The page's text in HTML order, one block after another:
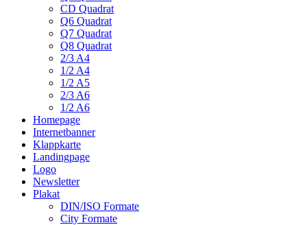
CD Quadrat
Q6 Quadrat
Q7 Quadrat
Q8 Quadrat
2/3 A4
1/2 A4
1/2 A5
2/3 A6
1/2 A6
Homepage
Internetbanner
Klappkarte
Landingpage
Logo
Newsletter
Plakat
DIN/ISO Formate
City Formate